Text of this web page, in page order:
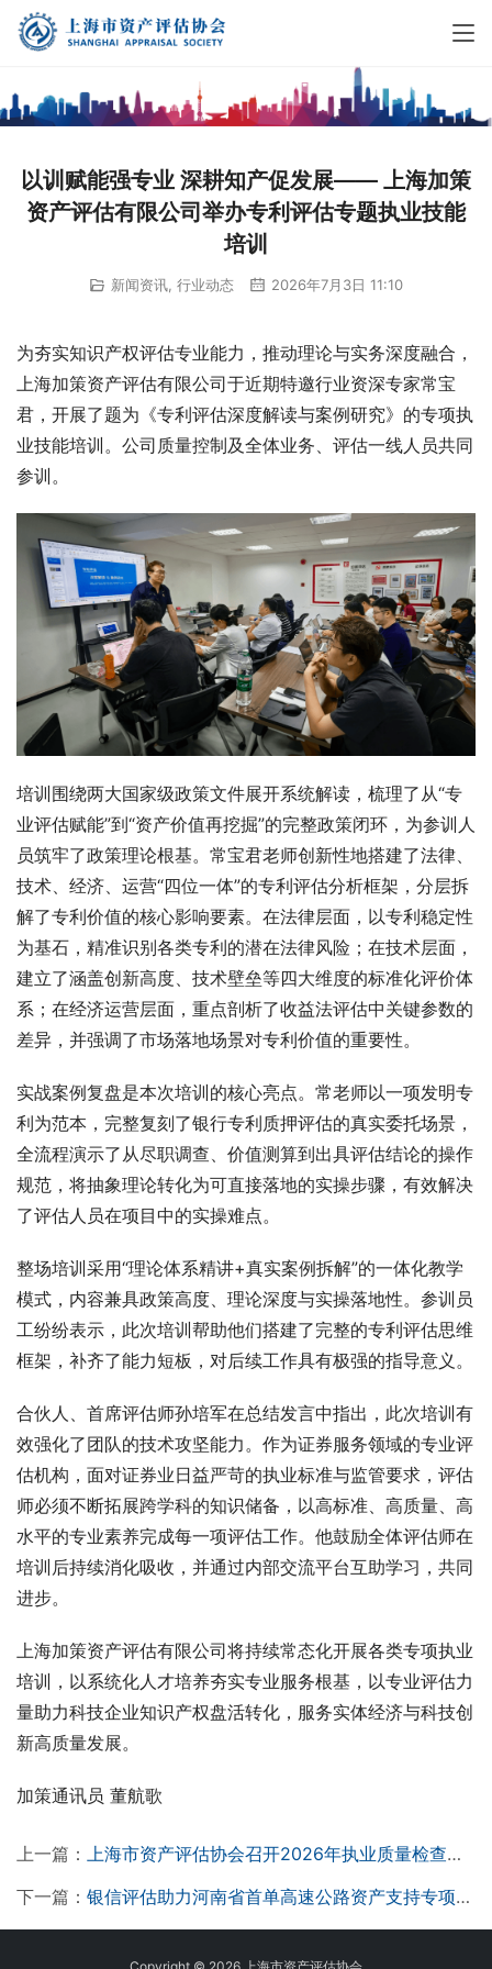
以训赋能强专业 深耕知产促发展—— 上海加策
资产评估有限公司举办专利评估专题执业技能
培训
新闻资讯 行业动态 2026年7月3日 11:10
为夯实知识产权评估专业能力，推动理论与实务深度融合，
上海加策资产评估有限公司于近期特邀行业资深专家常宝
君，开展了题为《专利评估深度解读与案例研究》的专项执
业技能培训。公司质量控制及全体业务、评估一线人员共同
参训。
培训围绕两大国家级政策文件展开系统解读，梳理了从“专
业评估赋能”到“资产价值再挖掘”的完整政策闭环，为参训人
员筑牢了政策理论根基。常宝君老师创新性地搭建了法律、
技术、经济、运营“四位一体”的专利评估分析框架，分层拆
解了专利价值的核心影响要素。在法律层面，以专利稳定性
为基石，精准识别各类专利的潜在法律风险；在技术层面，
建立了涵盖创新高度、技术壁垒等四大维度的标准化评价体
系；在经济运营层面，重点剖析了收益法评估中关键参数的
差异，并强调了市场落地场景对专利价值的重要性。
实战案例复盘是本次培训的核心亮点。常老师以一项发明专
利为范本，完整复刻了银行专利质押评估的真实委托场景，
全流程演示了从尽职调查、价值测算到出具评估结论的操作
规范，将抽象理论转化为可直接落地的实操步骤，有效解决
了评估人员在项目中的实操难点。
整场培训采用“理论体系精讲+真实案例拆解”的一体化教学
模式，内容兼具政策高度、理论深度与实操落地性。参训员
工纷纷表示，此次培训帮助他们搭建了完整的专利评估思维
框架，补齐了能力短板，对后续工作具有极强的指导意义。
合伙人、首席评估师孙培军在总结发言中指出，此次培训有
效强化了团队的技术攻坚能力。作为证券服务领域的专业评
估机构，面对证券业日益严苛的执业标准与监管要求，评估
师必须不断拓展跨学科的知识储备，以高标准、高质量、高
水平的专业素养完成每一项评估工作。他鼓励全体评估师在
培训后持续消化吸收，并通过内部交流平台互助学习，共同
进步。
上海加策资产评估有限公司将持续常态化开展各类专项执业
培训，以系统化人才培养夯实专业服务根基，以专业评估力
量助力科技企业知识产权盘活转化，服务实体经济与科技创
新高质量发展。
加策通讯员 董航歌
上一篇：
上海市资产评估协会召开2026年执业质量检查工作部署会暨检查组成员培训会
下一篇： 银信评估助力河南省首单高速公路资产支持专项计划